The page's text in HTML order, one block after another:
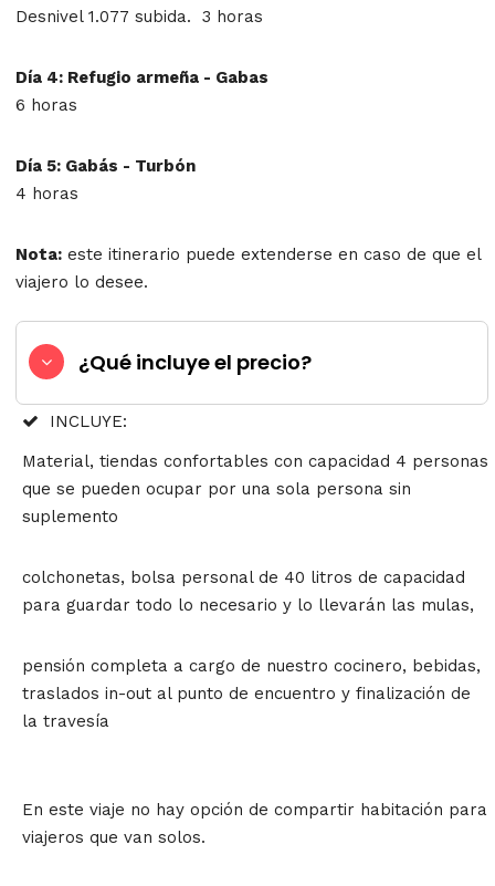
Desnivel 1.077 subida. 3 horas
Día 4: Refugio armeña - Gabas
6 horas
Día 5: Gabás - Turbón
4 horas
Nota: este itinerario puede extenderse en caso de que el
viajero lo desee.
¿Qué incluye el precio?
INCLUYE:
Material, tiendas confortables con capacidad 4 personas
que se pueden ocupar por una sola persona sin
suplemento
colchonetas, bolsa personal de 40 litros de capacidad
para guardar todo lo necesario y lo llevarán las mulas,
pensión completa a cargo de nuestro cocinero, bebidas,
traslados in-out al punto de encuentro y finalización de
la travesía
En este viaje no hay opción de compartir habitación para
viajeros que van solos.